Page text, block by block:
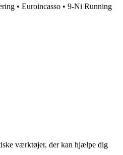
• Euroincasso • 9-Ni Running
værktøjer, der kan hjælpe dig